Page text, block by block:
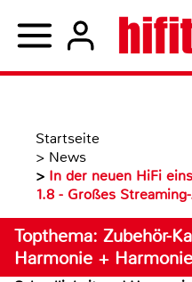
Startseite
> News
> In der neuen HiFi
1.8 - Großes
Topthema: Zubehör-
Harmonie +